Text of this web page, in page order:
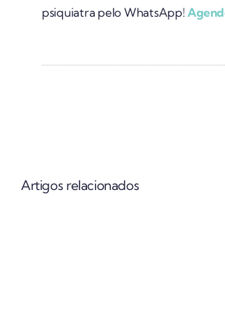
psiquiatra pelo WhatsApp!
Artigos relacionados